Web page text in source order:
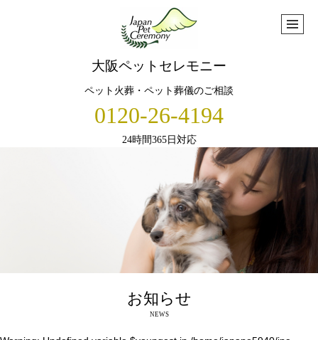
大阪ペットセレモニー
ペット火葬・ペット葬儀のご相談
0120-26-4194
24時間365日対応
お知らせ
NEWS